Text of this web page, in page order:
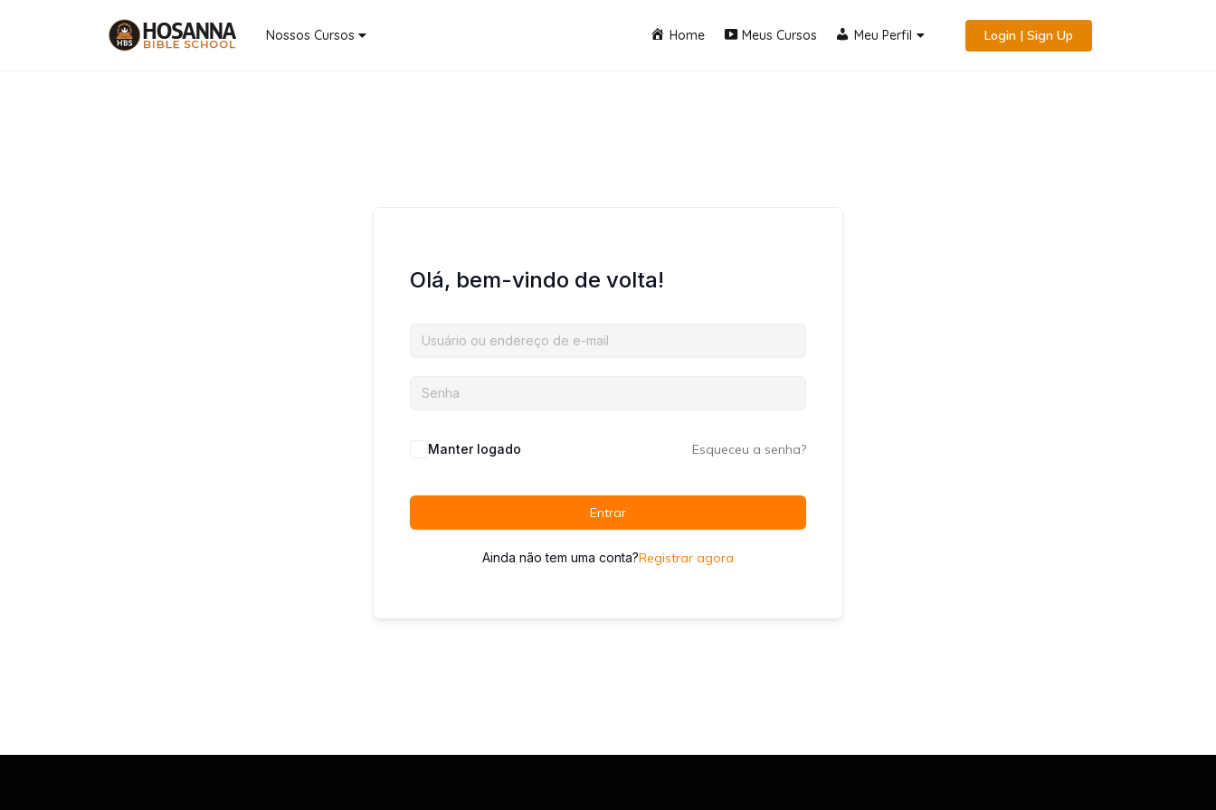
Nossos Cursos Home Meus Cursos Meu Perfil Login | Sign Up
Olá, bem-vindo de volta!
Manter logado Esqueceu a senha?
Entrar
Ainda não tem uma conta?Registrar agora